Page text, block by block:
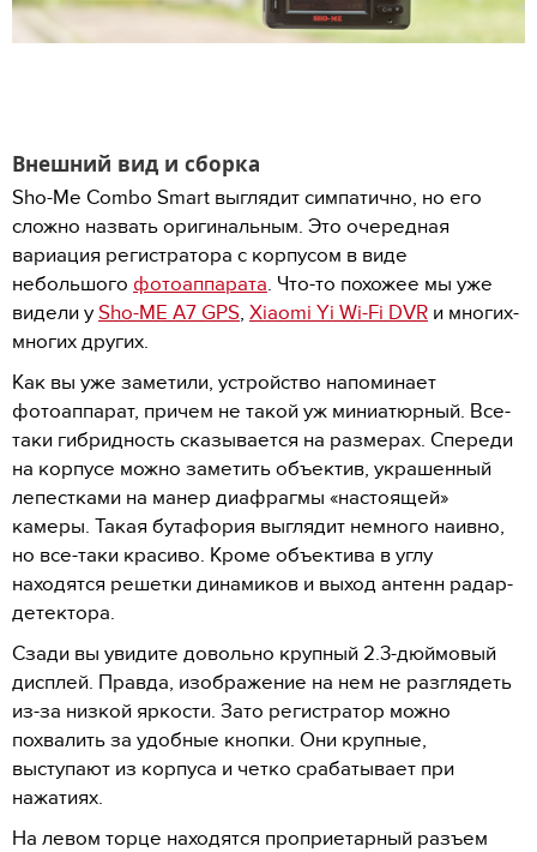
Внешний вид и сборка
Sho-Me Combo Smart выглядит симпатично, но его
сложно назвать оригинальным. Это очередная
вариация регистратора с корпусом в виде
небольшого фотоаппарата. Что-то похожее мы уже
видели у Sho-ME A7 GPS, Xiaomi Yi Wi-Fi DVR и многих-
многих других.
Как вы уже заметили, устройство напоминает
фотоаппарат, причем не такой уж миниатюрный. Все-
таки гибридность сказывается на размерах. Спереди
на корпусе можно заметить объектив, украшенный
лепестками на манер диафрагмы «настоящей»
камеры. Такая бутафория выглядит немного наивно,
но все-таки красиво. Кроме объектива в углу
находятся решетки динамиков и выход антенн радар-
детектора.
Сзади вы увидите довольно крупный 2.3-дюймовый
дисплей. Правда, изображение на нем не разглядеть
из-за низкой яркости. Зато регистратор можно
похвалить за удобные кнопки. Они крупные,
выступают из корпуса и четко срабатывает при
нажатиях.
На левом торце находятся проприетарный разъем